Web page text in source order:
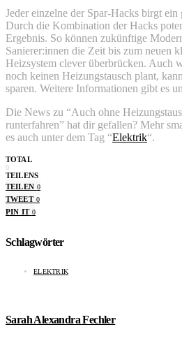
Jeder einzelne der Spar-Hacks birgt ein
Durch die Kombination der Hacks
Ergebnis. So können zukünftige
Sanierer:innen die Zeit bis zum neuen
Heizsystem clever überbrücken. Auch
noch keinen Heizungstausch plant,
sparen. Weitere Informationen gibt es
Die News zu “Auch ohne
runterfahren” hat dir gefallen? Mehr
es auch unter dem Tag “Elektrik“.
TOTAL
0
TEILENS
TEILEN 0
TWEET 0
PIN IT 0
Schlagwörter
ELEKTRIK
Sarah Alexandra Fechler